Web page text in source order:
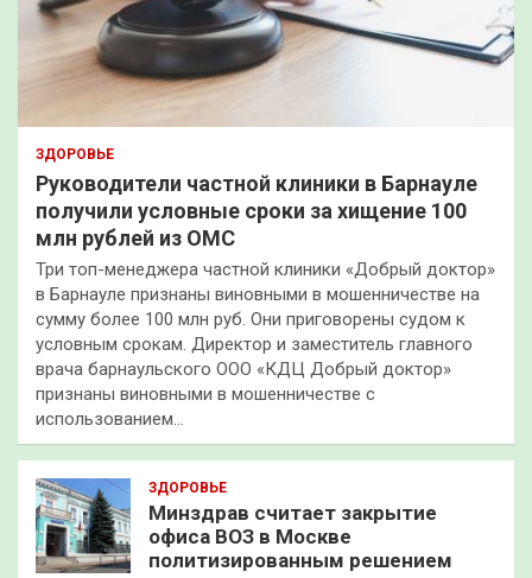
ЗДОРОВЬЕ
Руководители частной клиники в Барнауле
получили условные сроки за хищение 100
млн рублей из ОМС
Три топ-менеджера частной клиники «Добрый доктор»
в Барнауле признаны виновными в мошенничестве на
сумму более 100 млн руб. Они приговорены судом к
условным срокам. Директор и заместитель главного
врача барнаульского ООО «КДЦ Добрый доктор»
признаны виновными в мошенничестве с
использованием…
ЗДОРОВЬЕ
Минздрав считает закрытие
офиса ВОЗ в Москве
политизированным решением